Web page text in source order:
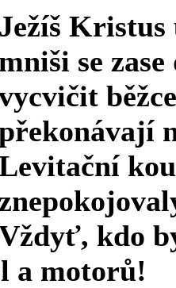
Ježíš Kristus
mniši se
kdo
a motorů!